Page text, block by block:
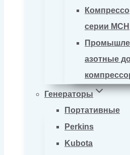
серии MCH
азотные
Генераторы
Портативные
Perkins
Kubota